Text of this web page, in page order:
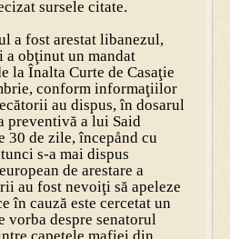
sursele citate.
a fost arestat libanezul,
a obţinut un mandat
la Înalta Curte de Casaţie
conform informaţiilor
au dispus, în dosarul
preventivă a lui Said
30 de zile, începånd cu
s-a mai dispus
de arestare a
au fost nevoiţi să apeleze
în cauză este cercetat un
vorba despre senatorul